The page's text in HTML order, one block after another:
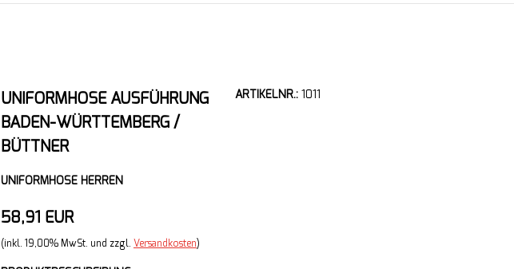
UNIFORMHOSE AUSFÜHRUNG
BADEN-WÜRTTEMBERG /
BÜTTNER
UNIFORMHOSE HERREN
ARTIKELNR.: 1011
58,91 EUR
(inkl. 19,00% MwSt. und zzgl. Versandkosten)